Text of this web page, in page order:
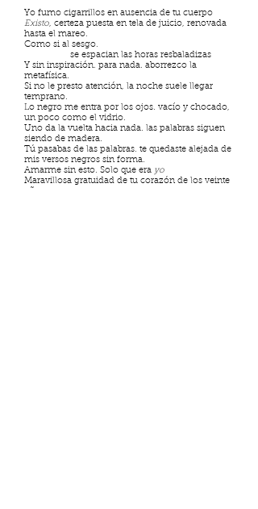
Yo fumo cigarrillos en ausencia de tu cuerpo
Existo, certeza puesta en tela de juicio, renovada
hasta el mareo.
Como si al sesgo.
se espacian las horas resbaladizas
Y sin inspiración. para nada. aborrezco la
metafísica.
Si no le presto atención, la noche suele llegar
temprano.
Lo negro me entra por los ojos. vacío y chocado,
un poco como el vidrio.
Uno da la vuelta hacia nada. las palabras siguen
siendo de madera.
Tú pasabas de las palabras. te quedaste alejada de
mis versos negros sin forma.
Amarme sin esto. Solo que era yo
Maravillosa gratuidad de tu corazón de los veinte